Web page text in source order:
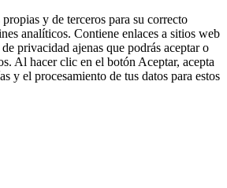
y de terceros para su correcto
analíticos. Contiene enlaces a sitios web
privacidad ajenas que podrás aceptar o
Al hacer clic en el botón Aceptar, acepta
y el procesamiento de tus datos para estos